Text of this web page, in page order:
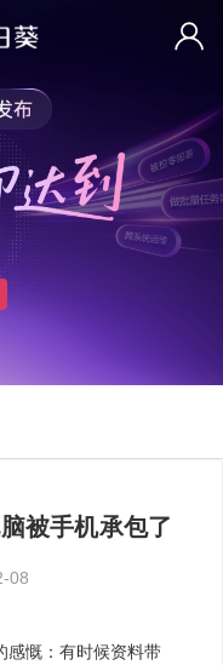
被手机承包了
08
慨：有时候资料带